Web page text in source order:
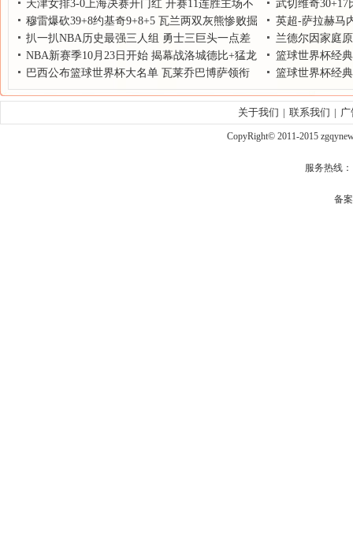
天津女排3-0上海决赛开门红 开赛11连胜主场不
败
武切维奇30+17
胜
穆雷爆砍39+8约基奇9+8+5 瓦兰两双灰熊惨败掘
金
英超-萨拉赫马
跑
扒一扒NBA历史最强三人组 勇士三巨头一点差
距大
兰德尔因家庭
练队
NBA新赛季10月23日开始 揭幕战洛城德比+猛龙
VS鹈鹕
篮球世界杯经
巴西公布篮球世界杯大名单 瓦莱乔巴博萨领衔
篮球世界杯经
冠成绝唱
关于我们 | 联系我们 | 广
CopyRight© 2011-2015
服务热线：
备